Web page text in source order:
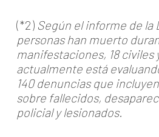
(*2) Según el informe de la
personas han muerto
manifestaciones, 18 civiles
actualmente está
140 denuncias que
sobre fallecidos,
policial y lesionados.